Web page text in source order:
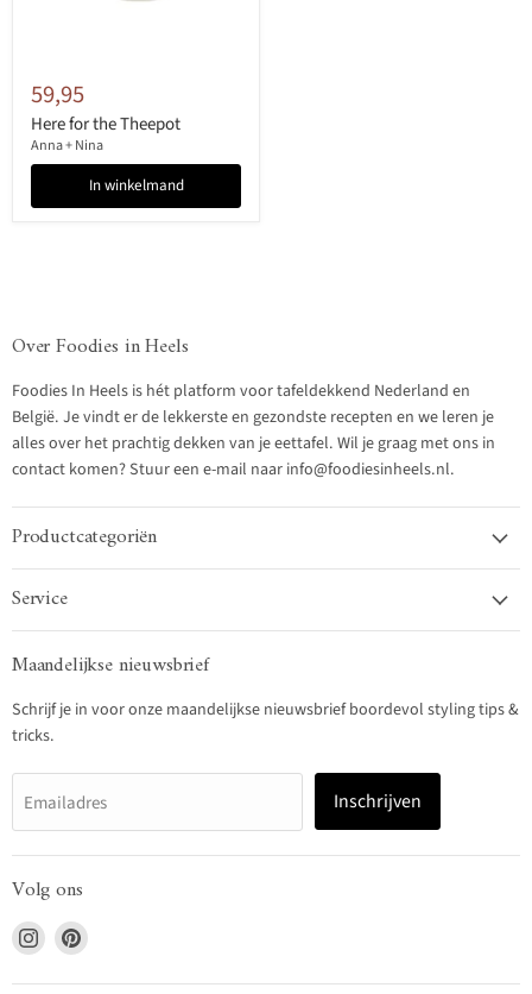
59,95
Here for the Theepot
Anna + Nina
In winkelmand
Over Foodies in Heels
Foodies In Heels is hét platform voor tafeldekkend Nederland en
België. Je vindt er de lekkerste en gezondste recepten en we leren je
alles over het prachtig dekken van je eettafel. Wil je graag met ons in
contact komen? Stuur een e-mail naar info@foodiesinheels.nl.
Productcategoriën
Service
Maandelijkse nieuwsbrief
Schrijf je in voor onze maandelijkse nieuwsbrief boordevol styling tips &
tricks.
Emailadres Inschrijven
Volg ons
Vind
ons
op
Vind
op